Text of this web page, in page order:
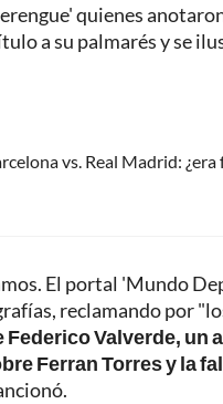
quienes
a su palmarés y se
vs. Real Madrid:
El portal 'Mundo
reclamando por
Federico Valverde, un
Ferran Torres y la